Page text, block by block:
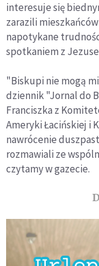
interesuje się
zarazili
napotykane
spotkaniem z
"Biskupi nie mogą
dziennik "Jornal do
Franciszka z
Ameryki Łacińskiej i
nawrócenie
rozmawiali ze
czytamy w gazecie.